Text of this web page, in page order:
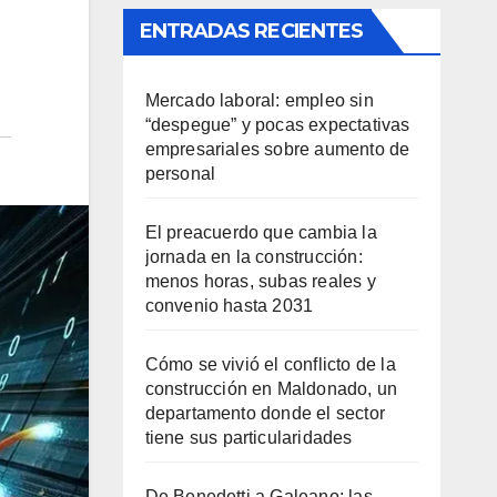
ENTRADAS RECIENTES
Mercado laboral: empleo sin
“despegue” y pocas expectativas
empresariales sobre aumento de
personal
El preacuerdo que cambia la
jornada en la construcción:
menos horas, subas reales y
convenio hasta 2031
Cómo se vivió el conflicto de la
construcción en Maldonado, un
departamento donde el sector
tiene sus particularidades